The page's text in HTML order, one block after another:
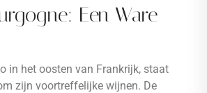
Een Ware
in het oosten van Frankrijk, staat
zijn voortreffelijke wijnen. De